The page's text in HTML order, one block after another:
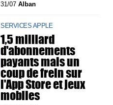
31/07Alban
SERVICES APPLE
1,5 milliard
d'abonnements
payants mais un
coup de frein sur
l'App Store et jeux
mobiles